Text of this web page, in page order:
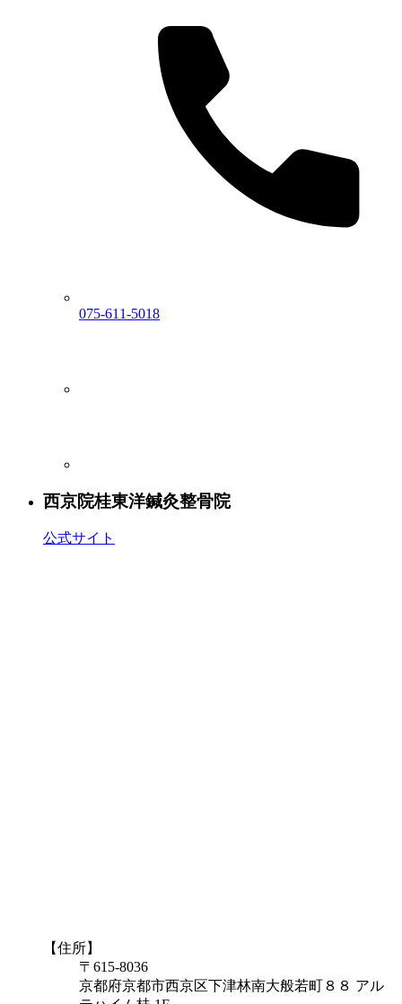
075-611-5018
西京院桂東洋鍼灸整骨院
公式サイト
【住所】
〒615-8036
京都府京都市西京区下津林南大般若町８８ アル